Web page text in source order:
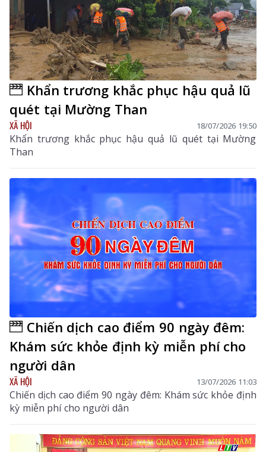
Khẩn trương khắc phục hậu quả lũ
quét tại Mường Than
XÃ HỘI 18/07/2026 19:50
Khẩn trương khắc phục hậu quả lũ quét tại Mường
Than
Chiến dịch cao điểm 90 ngày đêm:
Khám sức khỏe định kỳ miễn phí cho
người dân
XÃ HỘI 13/07/2026 11:03
Chiến dịch cao điểm 90 ngày đêm: Khám sức khỏe định
kỳ miễn phí cho người dân